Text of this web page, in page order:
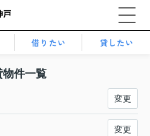
借りたい 貸したい
物件一覧
変更
変更